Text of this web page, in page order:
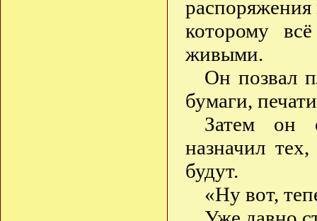
которому
живыми.
Он позвал
бумаги,
Затем он
назначил
будут.
«Ну вот,